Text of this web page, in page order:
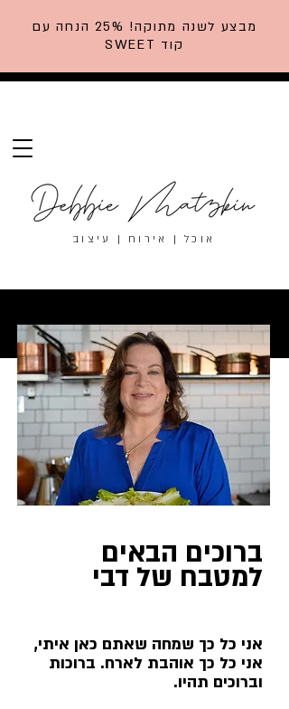
אוכל | אירוח | עיצוב
מבצע לשנה מתוקה! 25% הנחה עם
קוד SWEET
ברוכים הבאים
למטבח של דבי
אני כל כך שמחה שאתם כאן איתי,
אני כל כך אוהבת לארח. ברוכות
וברוכים תהיו.